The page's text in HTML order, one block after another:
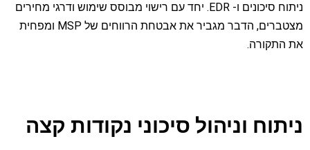
ניתוח סיכונים ו- EDR. יחד עם רישוי מבוסס שימוש ודרגי מחירים
מצטברים, הדבר מגביר את אבטחת הרווחים של MSP ומפחית
את התקורה.
ניתוח וניהול סיכוני נקודות קצה